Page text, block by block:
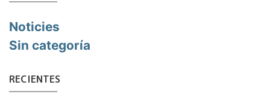
Noticies
Sin categoría
RECIENTES